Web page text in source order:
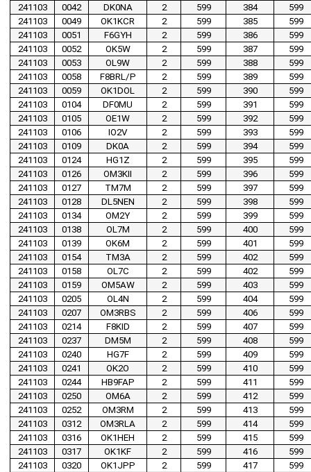
241103
0042 DK0NA 2 599 384
599
241103
0049 OK1KCR 2 599 385
599
241103
0051 F6GYH 2 599 386
599
241103
0052 OK5W 2 599 387
599
241103
0053 OL9W 2 599 388
599
241103
0058 F8BRL/P 2 599 389
599
241103
0059 OK1DOL 2 599 390
599
241103
0104 DF0MU 2 599 391
599
241103
0105 OE1W 2 599 392
599
241103
0106 IO2V 2 599 393
599
241103
0109 DK0A 2 599 394
599
241103
0124 HG1Z 2 599 395
599
241103
0126 OM3KII 2 599 396
599
241103
0127 TM7M 2 599 397
599
241103
0128 DL5NEN 2 599 398
599
241103
0134 OM2Y 2 599 399
599
241103
0138 OL7M 2 599 400
599
241103
0139 OK6M 2 599 401
599
241103
0154 TM3A 2 599 402
599
241103
0158 OL7C 2 599 402
599
241103
0159 OM5AW 2 599 403
599
241103
0205 OL4N 2 599 404
599
241103
0207 OM3RBS 2 599 406
599
241103
0214 F8KID 2 599 407
599
241103
0237 DM5M 2 599 408
599
241103
0240 HG7F 2 599 409
599
241103
0241 OK2O 2 599 410
599
241103
0244 HB9FAP 2 599 411
599
241103
0250 OM6A 2 599 412
599
241103
0252 OM3RM 2 599 413
599
241103
0312 OM3RLA 2 599 414
599
241103
0316 OK1HEH 2 599 415
599
241103
0317 OK1KF 2 599 416
599
241103
0320 OK1JPP 2 599 417
599